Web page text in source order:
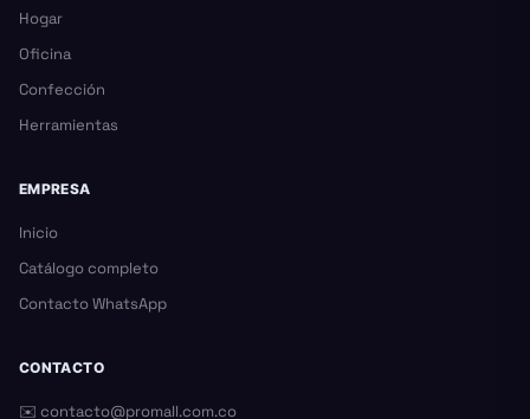
Hogar
Oficina
Confección
Herramientas
EMPRESA
Inicio
Catálogo completo
Contacto WhatsApp
CONTACTO
✉️ contacto@promall.com.co